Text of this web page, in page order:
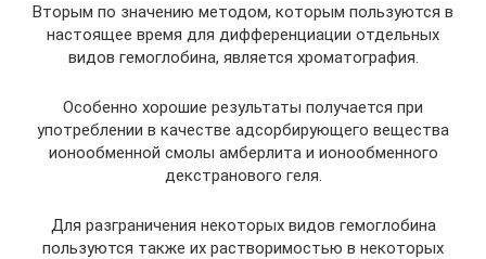
Вторым по значению методом, которым пользуются в
настоящее время для дифференциации отдельных
видов гемоглобина, является хроматография.
Особенно хорошие результаты получается при
употреблении в качестве адсорбирующего вещества
ионообменной смолы амберлита и ионообменного
декстранового геля.
Для разграничения некоторых видов гемоглобина
пользуются также их растворимостью в некоторых